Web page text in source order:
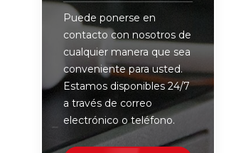
Puede ponerse en
contacto con nosotros de
cualquier manera que sea
conveniente para usted.
Estamos disponibles 24/7
a través de correo
electrónico o teléfono.